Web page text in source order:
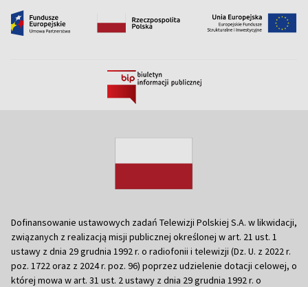
Dofinansowanie ustawowych zadań Telewizji Polskiej S.A. w likwidacji,
związanych z realizacją misji publicznej określonej w art. 21 ust. 1
ustawy z dnia 29 grudnia 1992 r. o radiofonii i telewizji (Dz. U. z 2022 r.
poz. 1722 oraz z 2024 r. poz. 96) poprzez udzielenie dotacji celowej, o
której mowa w art. 31 ust. 2 ustawy z dnia 29 grudnia 1992 r. o